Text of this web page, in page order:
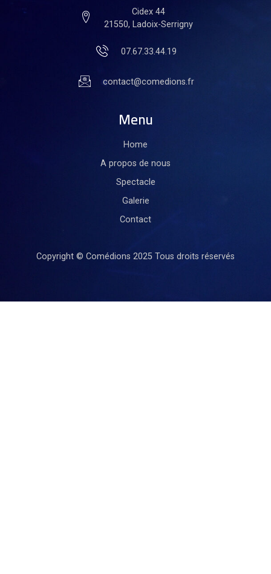
Cidex 44
21550, Ladoix-Serrigny
07.67.33.44.19
contact@comedions.fr
Menu
Home
A propos de nous
Spectacle
Galerie
Contact
Copyright © Comédions 2025 Tous droits réservés